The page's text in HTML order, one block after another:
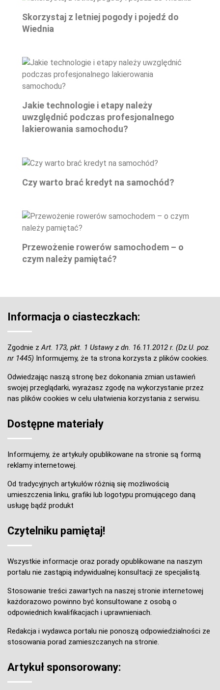
Skorzystaj z letniej pogody i pojedź do
Wiednia
Jakie technologie i etapy należy
uwzględnić podczas profesjonalnego
lakierowania samochodu?
Czy warto brać kredyt na samochód?
Przewożenie rowerów samochodem – o
czym należy pamiętać?
Informacja o ciasteczkach:
Zgodnie z Art. 173, pkt. 1 Ustawy z dn. 16.11.2012 r. (Dz.U. poz.
nr 1445) Informujemy, że ta strona korzysta z plików cookies.
Odwiedzając naszą stronę bez dokonania zmian ustawień
swojej przeglądarki, wyrażasz zgodę na wykorzystanie przez
nas plików cookies w celu ułatwienia korzystania z serwisu.
Dostępne materiały
Informujemy, że artykuły opublikowane na stronie są formą
reklamy internetowej.
Od tradycyjnych artykułów różnią się możliwością
umieszczenia linku, grafiki lub logotypu promującego daną
usługę bądź produkt
Czytelniku pamiętaj!
Wszystkie informacje oraz porady opublikowane na naszym
portalu nie zastąpią indywidualnej konsultacji ze specjalistą.
Stosowanie treści zawartych na naszej stronie internetowej
każdorazowo powinno być konsultowane z osobą o
odpowiednich kwalifikacjach i uprawnieniach.
Redakcja i wydawca portalu nie ponoszą odpowiedzialności ze
stosowania porad zamieszczanych na stronie.
Artykuł sponsorowany: